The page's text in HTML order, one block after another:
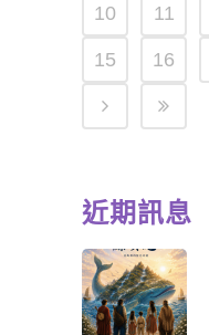
10 11
15 16
近期訊息